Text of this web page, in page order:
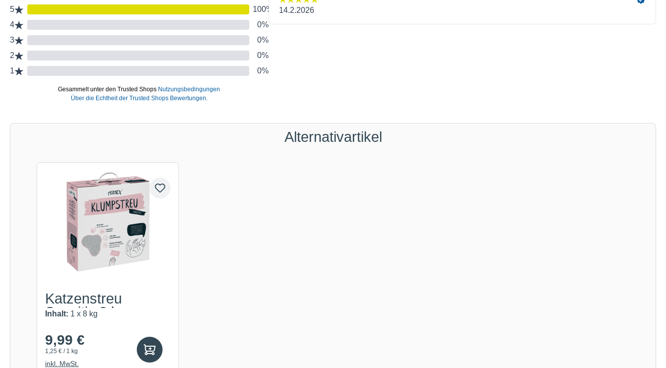
Alternativartikel
Produktgalerie überspringen
Katzenstreu
Sensitiv 8 kg
Inhalt: 1 x 8 kg
9,99 €
1,25 € / 1 kg
inkl. MwSt.